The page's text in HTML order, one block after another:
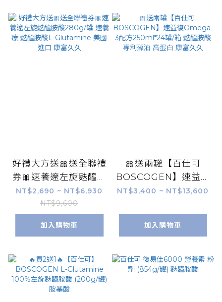
好禮大方送🎀送全聯禮
券🎀速養遼左旋麩醯胺
酸280g/罐 速養療 麩
醯胺酸L-Glutamine
美國進口 康富久久
NT$2,690 ~ NT$6,930
NT$9,600
加入購物車
🎀送兩罐【百仕可
BOSCOGEN】速益復
Omega-3配方
胺酸 專利藻油 高蛋白
康富久久
NT$3,400 ~ NT$13,600
加入購物車